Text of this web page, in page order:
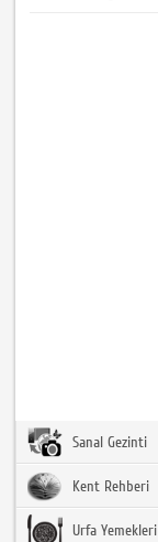
Sanal Gezinti
Kent Rehberi
Urfa Yemekleri